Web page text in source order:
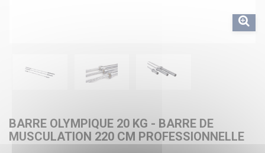
BARRE OLYMPIQUE 20 KG - BARRE DE
MUSCULATION 220 CM PROFESSIONNELLE